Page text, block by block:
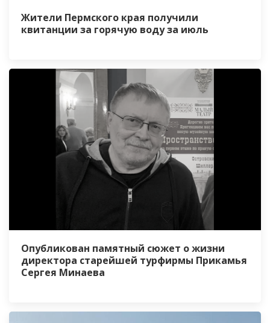
Жители Пермского края получили
квитанции за горячую воду за июль
Опубликован памятный сюжет о жизни
директора старейшей турфирмы Прикамья
Сергея Минаева